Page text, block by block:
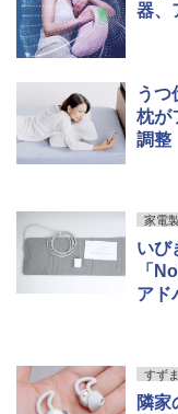
器、
うつ
枕が
調整
家電
いび
「
アド
すず
隣家